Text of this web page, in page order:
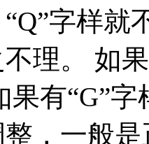
字样就
理。 如
果有“G”
，一般